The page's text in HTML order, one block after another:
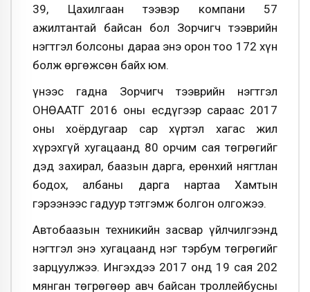
39, Цахилгаан тээвэр компани 57
ажилтантай байсан бол Зорчигч тээврийн
нэгтгэл болсоны дараа энэ орон тоо 172 хүн
болж өргөжсөн байх юм.
Үүнээс гадна Зорчигч тээврийн нэгтгэл
ОНӨААТҮГ 2016 оны есдүгээр сараас 2017
оны хоёрдугаар сар хүртэл хагас жил
хүрэхгүй хугацаанд 80 орчим сая төгрөгийг
дэд захирал, баазын дарга, ерөнхий нягтлан
бодох, албаны дарга нартаа Хамтын
гэрээнээс гадуур тэтгэмж болгон олгожээ.
Автобаазын техникийн засвар үйлчилгээнд
нэгтгэл энэ хугацаанд нэг тэрбум төгрөгийг
зарцуулжээ. Ингэхдээ 2017 онд 19 сая 202
мянган төгрөгөөр авч байсан троллейбусны